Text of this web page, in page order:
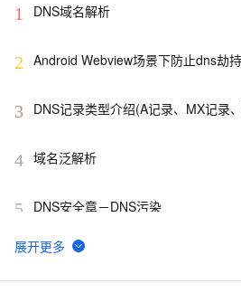
1 DNS域名解析
2 Android Webview场景下防止dns劫
3 DNS记录类型介绍(A记录、MX记录
4 域名泛解析
5 DNS安全章－DNS污染
6 DNS原理入门